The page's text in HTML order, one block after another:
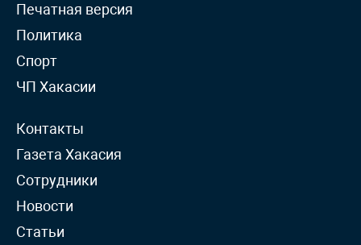
Печатная версия
Политика
Спорт
ЧП Хакасии
Контакты
Газета Хакасия
Сотрудники
Новости
Статьи